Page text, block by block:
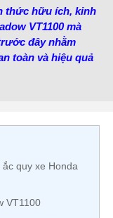
thức hữu ích, kinh
VT1100 mà
đây nhằm
toàn và hiệu quả
quy xe Honda
VT1100